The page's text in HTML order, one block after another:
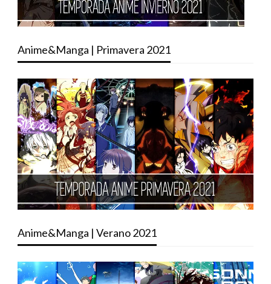
Anime&Manga | Primavera 2021
Anime&Manga | Verano 2021